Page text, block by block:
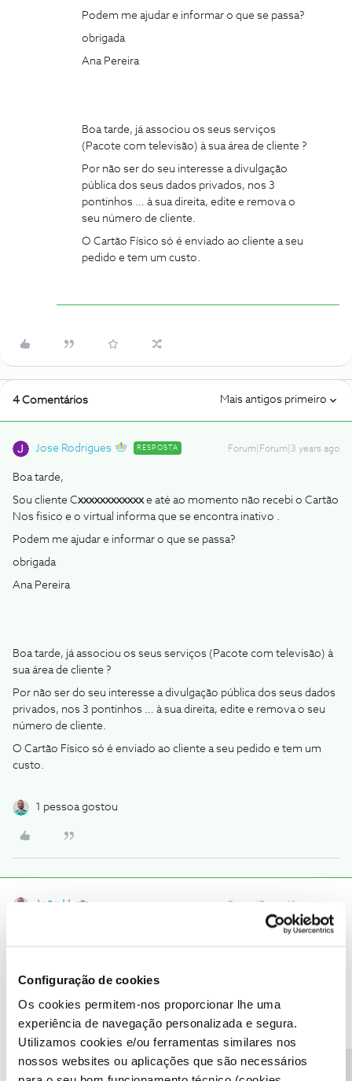
Configuração de cookies
Os cookies permitem-nos proporcionar lhe uma
experiência de navegação personalizada e segura.
Utilizamos cookies e/ou ferramentas similares nos
nossos websites ou aplicações que são necessários
Podem me ajudar e informar o que se passa?
obrigada
Ana Pereira
Boa tarde, já associou os seus serviços
(Pacote com televisão) à sua área de cliente ?
Por não ser do seu interesse a divulgação
pública dos seus dados privados, nos 3
pontinhos … à sua direita, edite e remova o
seu número de cliente.
O Cartão Físico só é enviado ao cliente a seu
pedido e tem um custo.
4 Comentários Mais antigos primeiro
Jose Rodrigues RESPOSTA Forum|Forum|3 years ago
Boa tarde,
Sou cliente Cxxxxxxxxxxxxe até ao momento não recebi o Cartão
Nos fisico e o virtual informa que se encontra inativo .
Podem me ajudar e informar o que se passa?
obrigada
Ana Pereira
Boa tarde, já associou os seus serviços (Pacote com televisão) à
sua área de cliente ?
Por não ser do seu interesse a divulgação pública dos seus dados
privados, nos 3 pontinhos … à sua direita, edite e remova o seu
número de cliente.
O Cartão Físico só é enviado ao cliente a seu pedido e tem um
custo.
1 pessoa gostou
João H. Forum|Forum|3 years ago
boa ajuda.
proteção e dos mesmos.
O cartão NOS é ativo até 3 dias após a instalação do serviço,
por favor, se este prazo foi ultrapassado.